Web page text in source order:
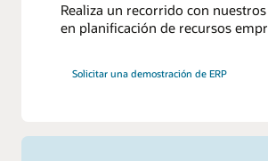
Realiza un recorrido con
en planificación de recursos
Solicitar una demostración de ERP